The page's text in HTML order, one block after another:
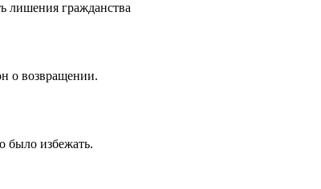
лишения гражданства
о возвращении.
было избежать.